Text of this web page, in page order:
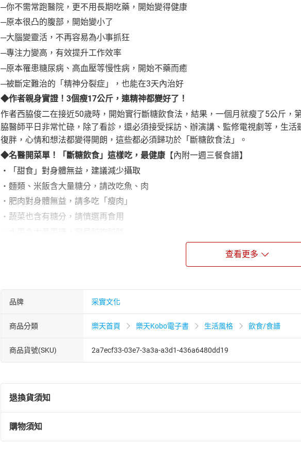
─你不需常跑醫院，更不用長期吃藥，開始變得健康
─原本很凸的腹部，開始變小了
─大腦變靈活，不再容易為小事抓狂
─專注力變高，有效提升工作效率
─原本罹患糖尿病、高血壓等慢性病，開始不藥而癒
─被斷定難治的「精神分裂症」，也能在3天內治好
◆作者親身實證！3個瘦17公斤，連精神都變好了！
作者西脇俊二在接近50歲時，開始實行斷糖飲食法，結果，一個月就瘦了5公斤，
脇醫師平日非常忙碌，除了看診，還必須接受採訪、辦演講、監修電視劇等，生
復胖，心情和想法都變得開朗，這些都必須歸功於「斷糖飲食法」。
◆名醫開菜單！「斷糖飲食」這樣吃，最健康 【內附一週三餐食譜】
‧「甜食」對身體無益，建議減少攝取
‧麵類、米飯含大量糖分，請改吃魚、肉
‧肥肉對身體無益，請多吃「瘦肉」
‧蔬菜也含有糖分，請慎選再食用
‧食物要慎選，請先了解成分再食用
‧胺基飯由豆腐製成，可取代米飯、麵包
‧運動搭配飲食控制，斷糖效果更好
◆ 對現代人來說，****「糖」是一種毒！
很多人會說：「不吃糖，哪來的力氣工作、上課？」但大家都誤會了一件事，提
╳增加體脂肪，並罹患代謝症候群
╳使頭腦的運作鈍化，妨礙工作或生活
╳引發焦慮，招致不安定的精神狀態
╳誘發各式疾病，如：糖尿病、高血壓、動脈硬化、過敏
查看更多
品牌 采實文化
商品分類 樂天首頁 樂天Kobo電子書 生活風格 飲食/食譜
商品貨號(SKU) 2a7ecf33-03e7-3a3a-a3d1-436a6480dd19
退換貨須知
退換貨規定：
(一)依消費者保護法第19條第1項後段暨通訊交易解除權合理例外情事適用
購物須知